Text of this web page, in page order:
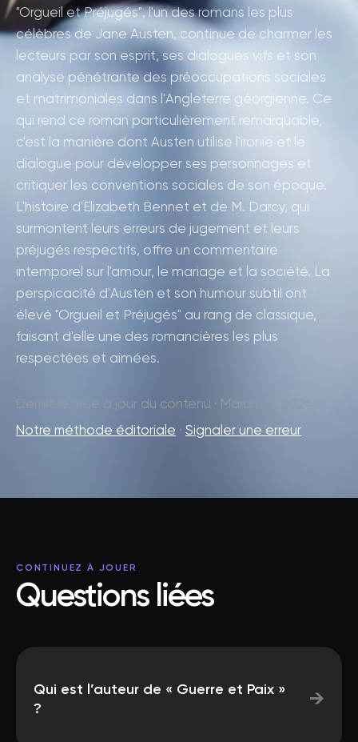
"Orgueil et Préjugés", l'un des romans les plus
célèbres de Jane Austen, continue de charmer les
lecteurs par son esprit, ses dialogues vifs et son
analyse pénétrante des préoccupations sociales
et matrimoniales dans l'Angleterre géorgienne. Ce
qui rend ce roman particulièrement remarquable,
c'est la manière dont Austen utilise l'ironie et le
dialogue pour développer ses personnages et
critiquer les conventions sociales de son époque.
L'histoire d'Elizabeth Bennet et de M. Darcy, qui
surmontent leurs erreurs de jugement et leurs
préjugés respectifs, offre un commentaire
intemporel sur l'amour, le mariage et la société. La
perspicacité d'Austen et son humour subtil ont
élevé "Orgueil et Préjugés" au rang de classique,
faisant d'elle une des romancières les plus
respectées et aimées.
Dernière mise à jour du contenu · March 25, 2024
Notre méthode éditoriale · Signaler une erreur
CONTINUEZ À JOUER
Questions liées
Qui est l’auteur de « Guerre et Paix »
?
→